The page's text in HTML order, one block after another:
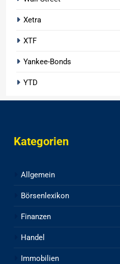
Xetra
XTF
Yankee-Bonds
YTD
Kategorien
Allgemein
Börsenlexikon
Finanzen
Handel
Immobilien